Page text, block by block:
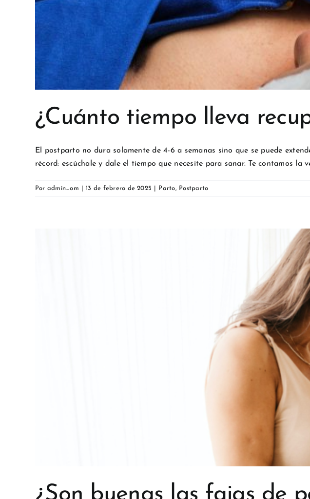
¿Cuánto tiempo lleva
El postparto no dura solamente de 4-6 a semanas sino que se puede
récord: escúchale y dale el tiempo que necesite para sanar. Te contamos la
Por admin_om 13 de febrero de 2025 Parto, Postparto